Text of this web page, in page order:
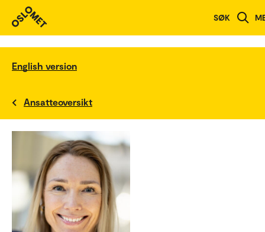
SØK
English version
Ansatteoversikt